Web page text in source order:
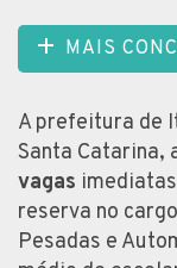
MAIS
A prefeitura de
Santa Catarina,
vagas
reserva no
Pesadas e